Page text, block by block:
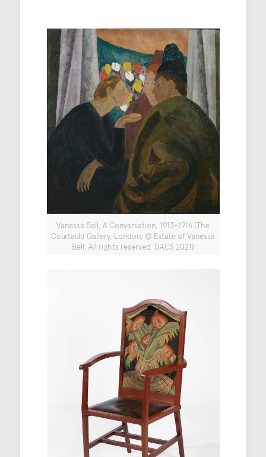
Vanessa Bell, A Conversation, 1913–1916 (The
Courtauld Gallery, London, © Estate of Vanessa
Bell. All rights reserved, DACS 2021)